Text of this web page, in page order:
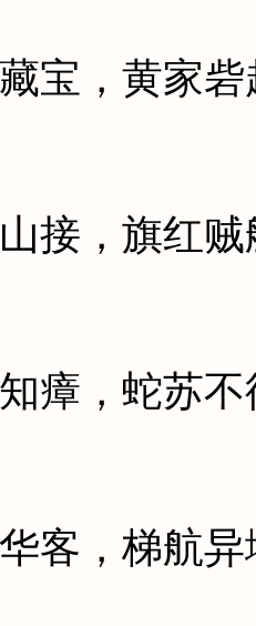
，黄家砦
，旗红贼
，蛇苏不
，梯航异